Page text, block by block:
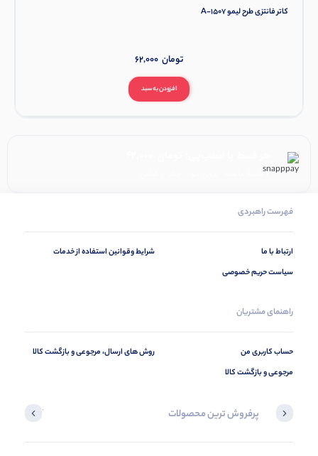
کاتر فانتزی طرح لیمو A-1507
افزودن به سبد
62,000 تومان
۴ قسط ماهانه. بدون سود، چک و ضامن.
فهرست راهبردی
ارتباط با ما
سیاست حریم خصوصی
شرایط وقوانین استفاده از خدمات
راهنمای مشتریان
حساب کاربری من
مرجوعی و بازگشت کالا
روش های ارسال، مرجوعی و بازگشت کالا
پرفروش ترین محصولات آخرین